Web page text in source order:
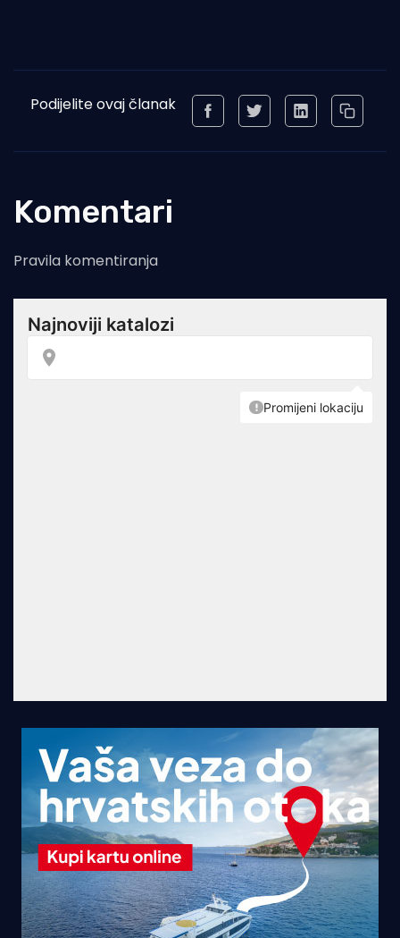
Podijelite ovaj članak
Komentari
Pravila komentiranja